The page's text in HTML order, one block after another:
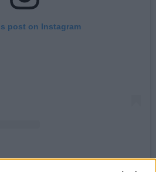
post on Instagram